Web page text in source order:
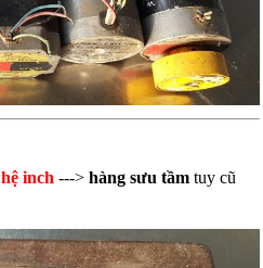
hệ inch ---> hàng sưu tầm tuy cũ